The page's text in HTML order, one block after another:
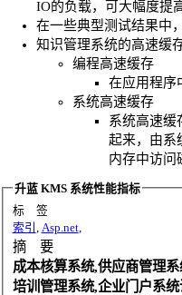
IO的负载，可大幅度提
在一些典型测试结果中
知识管理系统的高速缓
编程高速缓存
在应用程序
系统高速缓存
系统高速缓
起来，由系
内存中访问
升蓝 KMS 系统性能指标
标 签
索引
Asp.net,
摘 要
成本核算系统,供应商管理
培训管理系统,企业门户系